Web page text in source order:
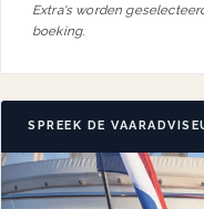
Extra's worden
boeking.
SPREEK DE